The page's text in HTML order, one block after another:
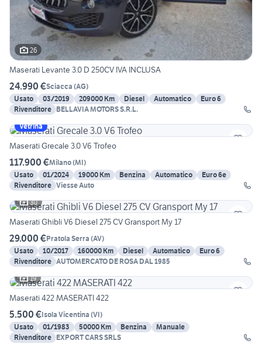
26
Maserati Levante 3.0 D 250CV IVA INCLUSA
24.990 €Sciacca (AG)
Usato
03/2019 209000 Km Diesel Automatico
Euro 6
Rivenditore BELLAVIA MOTORS S.R.L.
Vetrina
Maserati Grecale 3.0 V6 Trofeo
117.900 €Milano(MI)
Usato
01/2024 19000 Km Benzina Automatico
Euro 6e
Rivenditore Viesse Auto
30
Maserati Ghibli V6 Diesel 275 CV Gransport My 17
29.000 €Pratola Serra (AV)
Usato
10/2017 160000 Km Diesel Automatico
Euro 6
Rivenditore AUTOMERCATO DE ROSA DAL 1985
19
Maserati 422 MASERATI 422
5.500 €Isola Vicentina (VI)
Usato
01/1983 50000 Km Benzina
Manuale
Rivenditore EXPORT CARS SRLS